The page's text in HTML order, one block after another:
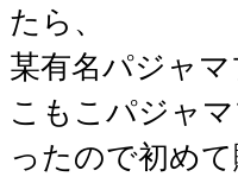
たら、
某有名パジャ
こもこパジャ
ったので初めて